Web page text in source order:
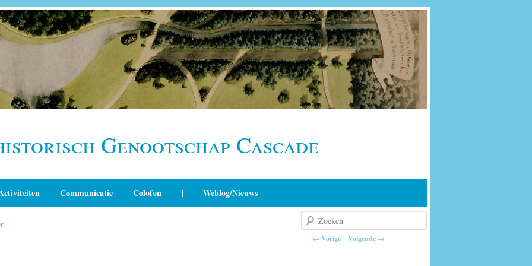
Genootschap Cascade
Communicatie Colofon | Weblog/Nieuws
Berichtnavigatie
← Vorige Volgende →